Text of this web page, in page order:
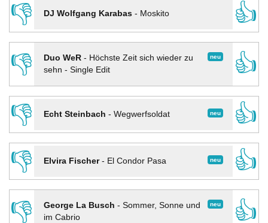
👎
DJ Wolfgang Karabas- Moskito
👍
👎
neu
Duo WeR- Höchste Zeit sich wieder zu
sehn - Single Edit
👍
👎
neu
Echt Steinbach - Wegwerfsoldat
👍
👎
neu
Elvira Fischer- El Condor Pasa
👍
👎
neu
George La Busch - Sommer, Sonne und
im Cabrio
👍